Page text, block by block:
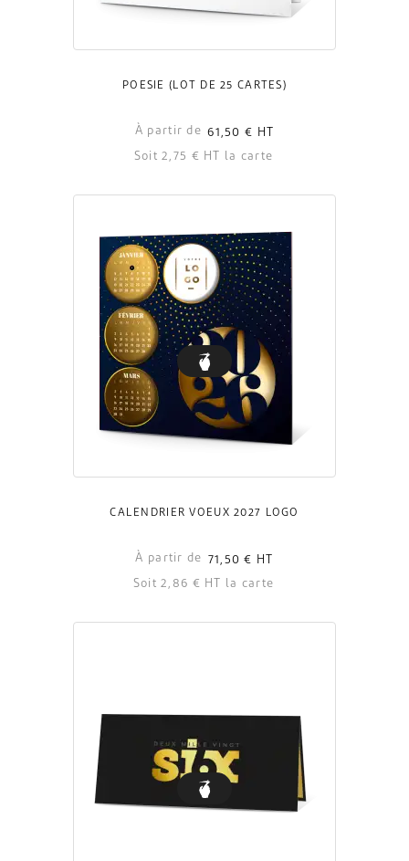
POÉSIE (LOT DE 25 CARTES)
À partir de 61,50 €
HT
Soit 2,75 € HT la carte
CALENDRIER VOEUX 2027 LOGO
À partir de 71,50 €
HT
Soit 2,86 € HT la carte